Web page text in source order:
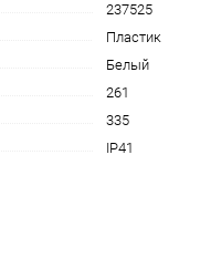
237525
Пластик
Белый
261
335
IP41